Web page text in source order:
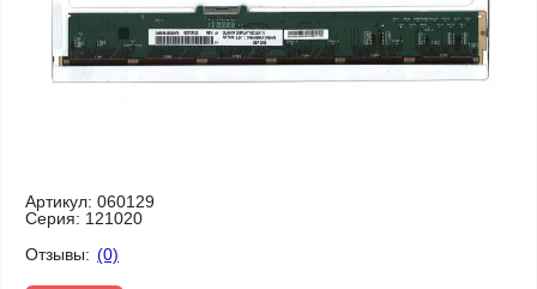
Артикул: 060129
Серия: 121020
Отзывы: (0)